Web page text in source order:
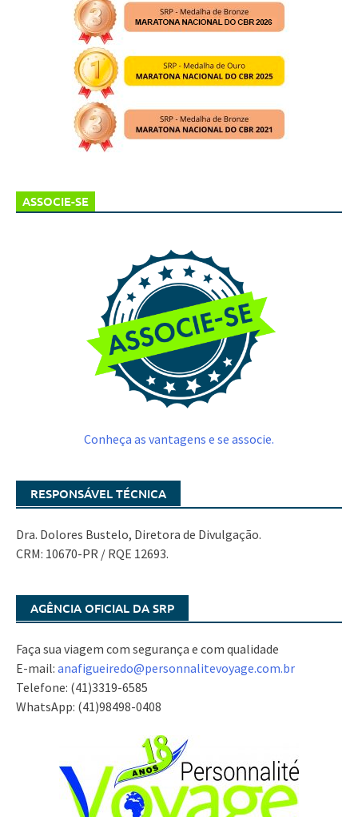
ASSOCIE-SE
Conheça as vantagens e se associe.
RESPONSÁVEL TÉCNICA
Dra. Dolores Bustelo, Diretora de Divulgação.
CRM: 10670-PR / RQE 12693.
AGÊNCIA OFICIAL DA SRP
Faça sua viagem com segurança e com qualidade
E-mail: anafigueiredo@personnalitevoyage.com.br
Telefone: (41)3319-6585
WhatsApp: (41)98498-0408